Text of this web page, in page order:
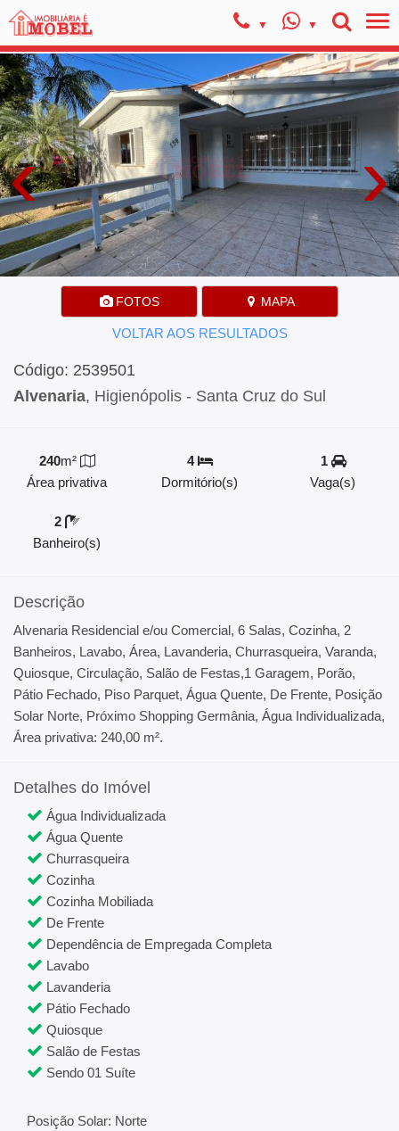
‹ ›
FOTOS MAPA
VOLTAR AOS RESULTADOS
Código: 2539501
Alvenaria, Higienópolis - Santa Cruz do Sul
240m²
Área privativa
4
Dormitório(s)
1
Vaga(s)
2
Banheiro(s)
Descrição
Alvenaria Residencial e/ou Comercial, 6 Salas, Cozinha, 2
Banheiros, Lavabo, Área, Lavanderia, Churrasqueira, Varanda,
Quiosque, Circulação, Salão de Festas,1 Garagem, Porão,
Pátio Fechado, Piso Parquet, Água Quente, De Frente, Posição
Solar Norte, Próximo Shopping Germânia, Água Individualizada,
Área privativa: 240,00 m².
Detalhes do Imóvel
Água Individualizada
Água Quente
Churrasqueira
Cozinha
Cozinha Mobiliada
De Frente
Dependência de Empregada Completa
Lavabo
Lavanderia
Pátio Fechado
Quiosque
Salão de Festas
Sendo 01 Suíte
Posição Solar: Norte